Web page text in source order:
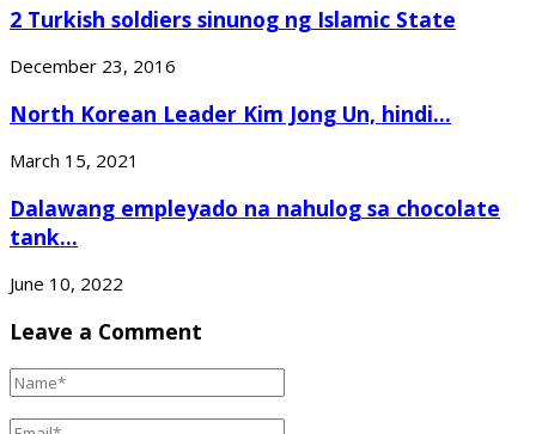
2 Turkish soldiers sinunog ng Islamic State
December 23, 2016
North Korean Leader Kim Jong Un, hindi...
March 15, 2021
Dalawang empleyado na nahulog sa chocolate
tank...
June 10, 2022
Leave a Comment